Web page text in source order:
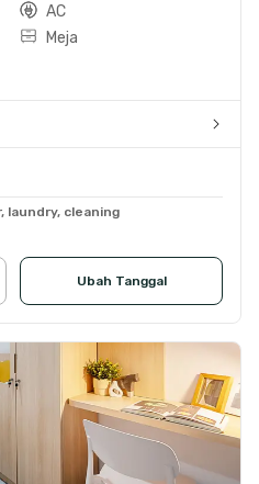
AC
Meja
cleaning
Ubah Tanggal